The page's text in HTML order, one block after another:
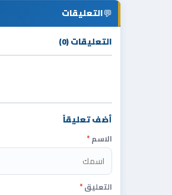
💬التعليقات
التعليقات (0)
أضف تعليقاً
الاسم*
التعليق*